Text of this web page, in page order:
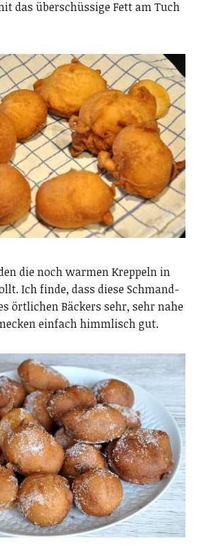
das überschüssige Fett am Tuch
die noch warmen Kreppeln in
Ich finde, dass diese Schmand-
örtlichen Bäckers sehr, sehr nahe
einfach himmlisch gut.